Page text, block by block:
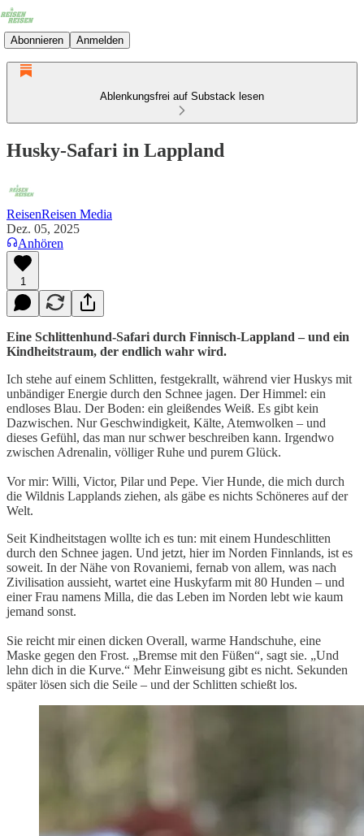
Abonnieren Anmelden
Ablenkungsfrei auf Substack lesen
Husky-Safari in Lappland
ReisenReisen Media
Dez. 05, 2025
Anhören
1
Eine Schlittenhund-Safari durch Finnisch-Lappland – und ein
Kindheitstraum, der endlich wahr wird.
Ich stehe auf einem Schlitten, festgekrallt, während vier Huskys mit
unbändiger Energie durch den Schnee jagen. Der Himmel: ein
endloses Blau. Der Boden: ein gleißendes Weiß. Es gibt kein
Dazwischen. Nur Geschwindigkeit, Kälte, Atemwolken – und
dieses Gefühl, das man nur schwer beschreiben kann. Irgendwo
zwischen Adrenalin, völliger Ruhe und purem Glück.
Vor mir: Willi, Victor, Pilar und Pepe. Vier Hunde, die mich durch
die Wildnis Lapplands ziehen, als gäbe es nichts Schöneres auf der
Welt.
Seit Kindheitstagen wollte ich es tun: mit einem Hundeschlitten
durch den Schnee jagen. Und jetzt, hier im Norden Finnlands, ist es
soweit. In der Nähe von Rovaniemi, fernab von allem, was nach
Zivilisation aussieht, wartet eine Huskyfarm mit 80 Hunden – und
einer Frau namens Milla, die das Leben im Norden lebt wie kaum
jemand sonst.
Sie reicht mir einen dicken Overall, warme Handschuhe, eine
Maske gegen den Frost. „Bremse mit den Füßen“, sagt sie. „Und
lehn dich in die Kurve.“ Mehr Einweisung gibt es nicht. Sekunden
später lösen sich die Seile – und der Schlitten schießt los.